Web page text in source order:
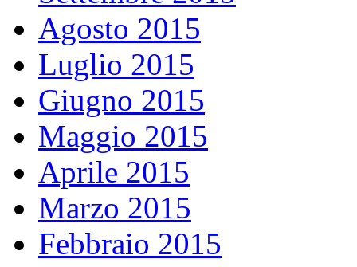
Agosto 2015
Luglio 2015
Giugno 2015
Maggio 2015
Aprile 2015
Marzo 2015
Febbraio 2015